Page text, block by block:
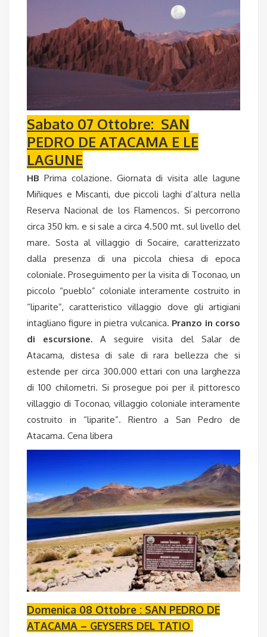
Sabato 07 Ottobre: SAN
PEDRO DE ATACAMA E LE
LAGUNE
HB Prima colazione. Giornata di visita alle lagune
Miñiques e Miscanti, due piccoli laghi d’altura nella
Reserva Nacional de los Flamencos. Si percorrono
circa 350 km. e si sale a circa 4.500 mt. sul livello del
mare. Sosta al villaggio di Socaire, caratterizzato
dalla presenza di una piccola chiesa di epoca
coloniale. Proseguimento per la visita di Toconao, un
piccolo “pueblo” coloniale interamente costruito in
“liparite”, caratteristico villaggio dove gli artigiani
intagliano figure in pietra vulcanica. Pranzo in corso
di escursione. A seguire visita del Salar de
Atacama, distesa di sale di rara bellezza che si
estende per circa 300.000 ettari con una larghezza
di 100 chilometri. Si prosegue poi per il pittoresco
villaggio di Toconao, villaggio coloniale interamente
costruito in “liparite”. Rientro a San Pedro de
Atacama. Cena libera
Domenica 08 Ottobre : SAN PEDRO DE
ATACAMA – GEYSERS DEL TATIO